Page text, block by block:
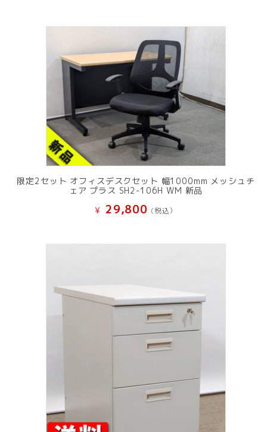
限定2セット オフィスデスクセット 幅1000mm メッシュチ
ェア プラス SH2-106H WM 新品
¥ 29,800 (税込）